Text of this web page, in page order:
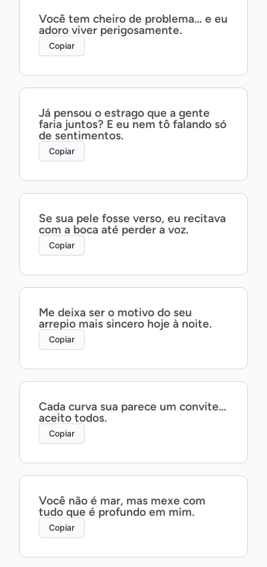
Você tem cheiro de problema… e eu
adoro viver perigosamente.
Copiar
Já pensou o estrago que a gente
faria juntos? E eu nem tô falando só
de sentimentos.
Copiar
Se sua pele fosse verso, eu recitava
com a boca até perder a voz.
Copiar
Me deixa ser o motivo do seu
arrepio mais sincero hoje à noite.
Copiar
Cada curva sua parece um convite…
aceito todos.
Copiar
Você não é mar, mas mexe com
tudo que é profundo em mim.
Copiar